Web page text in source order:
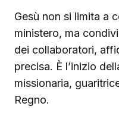
Gesù non si limita a
ministero, ma
dei collaboratori,
precisa. È l’inizio
missionaria,
Regno.